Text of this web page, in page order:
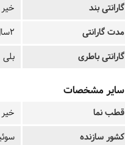
گارانتی بند
خیر
مدت گارانتی
2سال
گارانتی باطری
بلی
سایر مشخصات
قطب نما
خیر
کشور سازنده